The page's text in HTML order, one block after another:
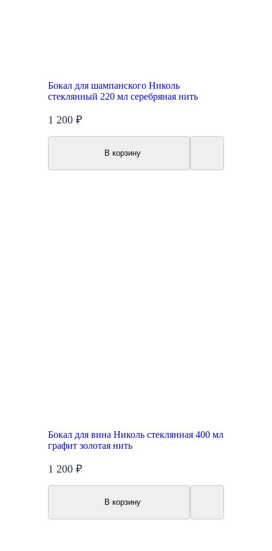
Бокал для шампанского Николь
стеклянный 220 мл серебряная нить
1 200 ₽
В корзину
Бокал для вина Николь стеклянная 400 мл
графит золотая нить
1 200 ₽
В корзину